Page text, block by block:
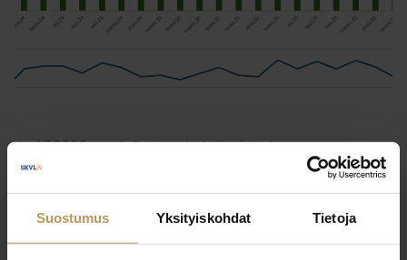
Suostumus Yksityiskohdat Tietoja
1.7.2026
Julkaisut, Lehdistötiedotteet,
Yleinen